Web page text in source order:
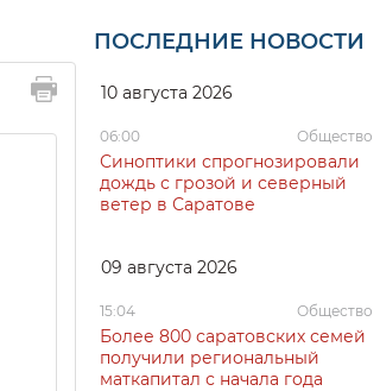
ПОСЛЕДНИЕ НОВОСТИ
10 августа 2026
06:00 Общество
Синоптики спрогнозировали
дождь с грозой и северный
ветер в Саратове
09 августа 2026
15:04 Общество
Более 800 саратовских семей
получили региональный
маткапитал с начала года